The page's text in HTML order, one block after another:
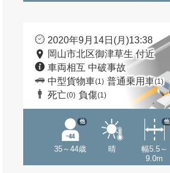
2020年9月14日(月)13:38
岡山市北区御津草生 付近
車両相互 中破事故
中型貨物車(1) 普通乗用車(1)
死亡(0) 負傷(1)
35～44歳
他
晴
幅5.5～
9.0m
他